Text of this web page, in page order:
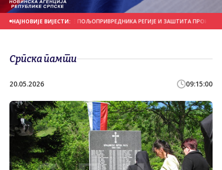
НАЈНОВИЈЕ ВИЈЕСТИ:
- ОКУПЉАЊЕ ПОЉОПРИВРЕДНИКА РЕГИЈЕ И ЗАШТИТА ПРОИЗВОДА
Српска памти
20.05.2026 09:15:00